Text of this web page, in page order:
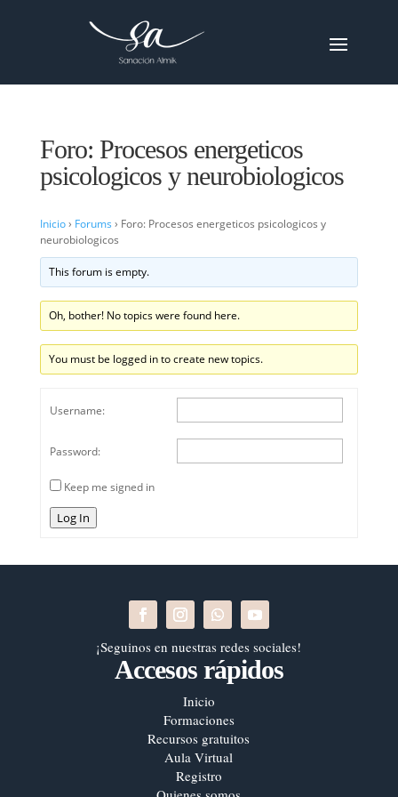
Foro: Procesos energeticos
psicologicos y neurobiologicos
Inicio› Forums › Foro: Procesos energeticos psicologicos y
neurobiologicos
This forum is empty.
Oh, bother! No topics were found here.
You must be logged in to create new topics.
Username:
Password:
Keep me signed in
Log In
¡Seguinos en nuestras redes sociales!
Accesos rápidos
Inicio
Formaciones
Recursos gratuitos
Aula Virtual
Registro